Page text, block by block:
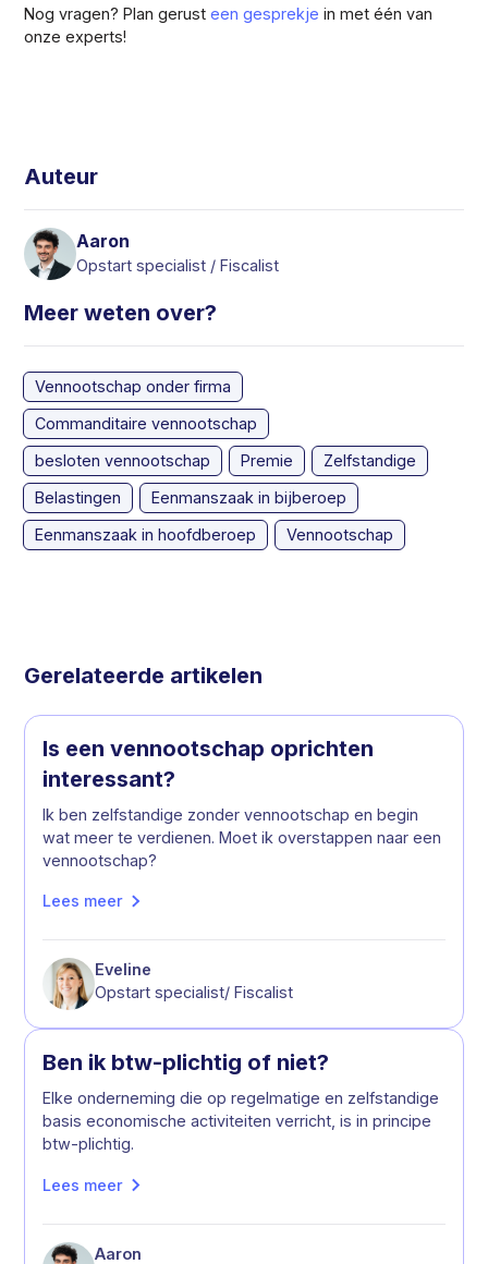
Nog vragen? Plan gerusteen gesprekje in met één van
onze experts!
Auteur
Aaron
Opstart specialist / Fiscalist
Meer weten over?
Vennootschap onder firma
Commanditaire vennootschap
besloten vennootschap
Premie
Zelfstandige
Belastingen
Eenmanszaak in bijberoep
Eenmanszaak in hoofdberoep
Vennootschap
Gerelateerde artikelen
Is een vennootschap oprichten
interessant?
Ik ben zelfstandige zonder vennootschap en begin
wat meer te verdienen. Moet ik overstappen naar een
vennootschap?
Lees meer
Eveline
Opstart specialist/ Fiscalist
Ben ik btw-plichtig of niet?
Elke onderneming die op regelmatige en zelfstandige
basis economische activiteiten verricht, is in principe
btw-plichtig.
Lees meer
Aaron